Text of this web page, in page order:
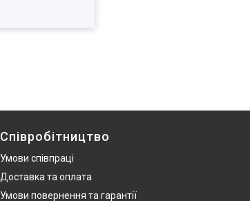
Співробітництво
Умови співпраці
Доставка та оплата
Умови повернення та гарантії